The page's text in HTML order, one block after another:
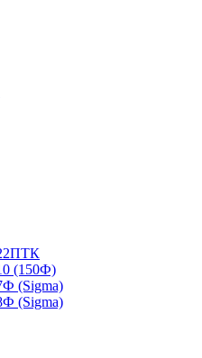
(150Ф)
(Sigma)
(Sigma)